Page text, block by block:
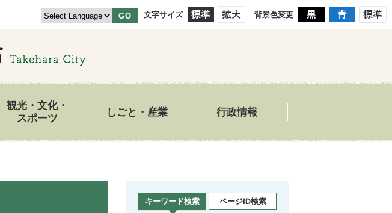
GO 文字サイズ 背景色変更
観光・文化・
スポーツ
しごと・産業 行政情報
キーワード検索 ページID検索